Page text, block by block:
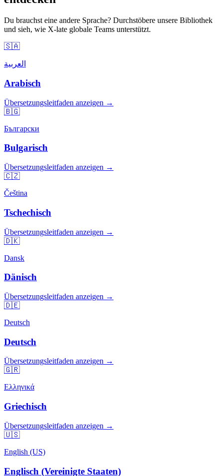
Du brauchst eine andere Sprache? Durchstöbere unsere Bibliothek
und sieh, wie X-late globale Teams unterstützt.
🇸🇦
العربية
Arabisch
Übersetzungsleitfaden anzeigen →
🇧🇬
Български
Bulgarisch
Übersetzungsleitfaden anzeigen →
🇨🇿
Čeština
Tschechisch
Übersetzungsleitfaden anzeigen →
🇩🇰
Dansk
Dänisch
Übersetzungsleitfaden anzeigen →
🇩🇪
Deutsch
Deutsch
Übersetzungsleitfaden anzeigen →
🇬🇷
Ελληνικά
Griechisch
Übersetzungsleitfaden anzeigen →
🇺🇸
English (US)
Englisch (Vereinigte Staaten)